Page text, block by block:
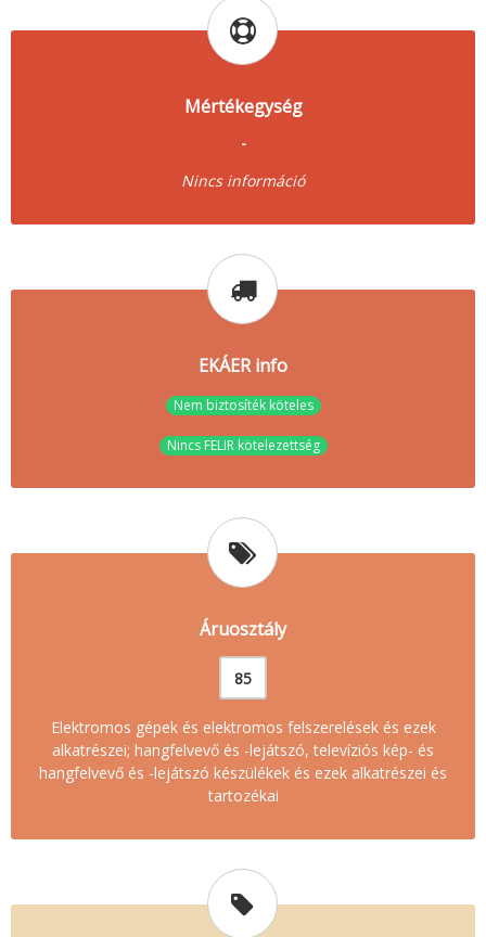
Mértékegység
-
Nincs információ
EKÁER info
Nem biztosíték köteles
Nincs FELIR kötelezettség
Áruosztály
85
Elektromos gépek és elektromos felszerelések és ezek
alkatrészei; hangfelvevő és -lejátszó, televíziós kép- és
hangfelvevő és -lejátszó készülékek és ezek alkatrészei és
tartozékai